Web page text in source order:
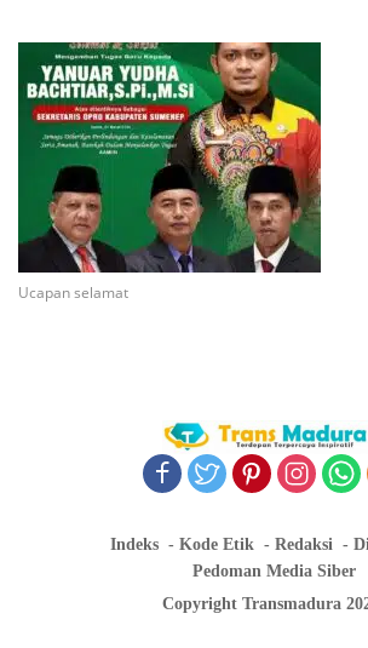
Ucapan selamat
Indeks Kode Etik Redaksi
Pedoman Media Siber
Copyright Transmadura